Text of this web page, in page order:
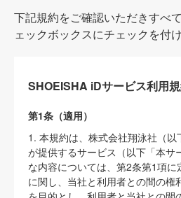
下記規約をご確認いただきすべ
ェックボックスにチェックを付
SHOEISHA iDサービス利用
第1条（適用）
1. 本規約は、株式会社翔泳社（以
が提供するサービス（以下「本サ
な内容については、第2条第1項に
に関し、当社と利用者との間の権